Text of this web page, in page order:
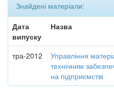
Знайдені матеріали:
Дата
випуску
Назва
тра-2012
Управління
технічним
на підприємстві